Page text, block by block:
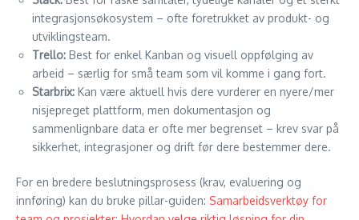
integrasjonsøkosystem – ofte foretrukket av produkt- og
utviklingsteam.
Trello: Best for enkel Kanban og visuell oppfølging av
arbeid – særlig for små team som vil komme i gang fort.
Starbrix: Kan være aktuell hvis dere vurderer en nyere/mer
nisjepreget plattform, men dokumentasjon og
sammenlignbare data er ofte mer begrenset – krev svar på
sikkerhet, integrasjoner og drift før dere bestemmer dere.
For en bredere beslutningsprosess (krav, evaluering og
innføring) kan du bruke pillar-guiden: Samarbeidsverktøy for